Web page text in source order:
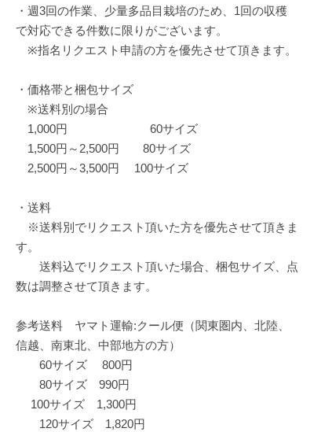
・週3回の作業、少量多品目栽培のため、1回の収穫
で対応できる件数に限りがございます。
※指名リクエスト申請の方を優先させて頂きます。
・価格帯と梱包サイズ
※送料別の場合
1,000円 60サイズ
1,500円～2,500円 80サイズ
2,500円～3,500円 100サイズ
・送料
※送料別でリクエスト頂いた方を優先させて頂きま
す。
送料込でリクエスト頂いた場合、梱包サイズ、点
数は調整させて頂きます。
参考送料 ヤマト運輸:クール便（関東圏内、北陸、
信越、南東北、中部地方の方）
60サイズ 800円
80サイズ 990円
100サイズ 1,300円
120サイズ 1,820円